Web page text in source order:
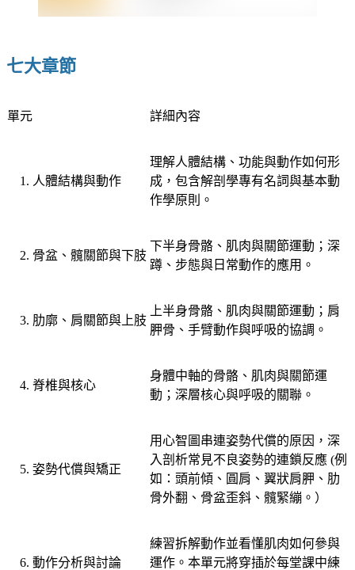
七大章節
單元 詳細內容
人體結構與動作
理解人體結構、功能與動作如何形
成，包含解剖學專有名詞與基本動
作學原則。
骨盆、髖關節與下肢
下半身骨骼、肌肉與關節運動；深
蹲、步態與日常動作的應用。
肋廓、肩關節與上肢
上半身骨骼、肌肉與關節運動；肩
胛骨、手臂動作與呼吸的協調。
脊椎與核心
身體中軸的骨骼、肌肉與關節運
動；深層核心與呼吸的關聯。
姿勢代償與矯正
用心智圖串連姿勢代償的原因，深
入剖析常見不良姿勢的連鎖反應 (例
如：頭前傾、圓肩、翼狀肩胛、肋
骨外翻、骨盆歪斜、髖緊繃。）
動作分析與討論
練習拆解動作並看懂肌肉如何參與
運作。本單元將穿插於每堂課中練